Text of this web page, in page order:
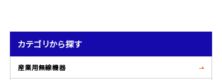
カテゴリから探す
産業用無線機器